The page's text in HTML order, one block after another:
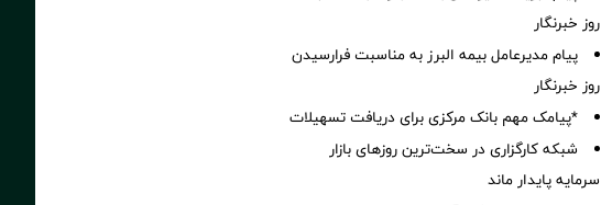
روز خبرنگار
پیام مدیرعامل بیمه البرز به مناسبت فرارسیدن
روز خبرنگار
*پیامک مهم بانک مرکزی برای دریافت تسهیلات
شبکه کارگزاری در سخت‌ترین روزهای بازار
سرمایه پایدار ماند